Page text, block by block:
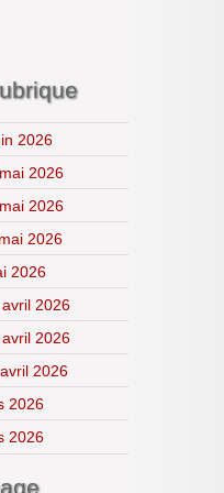
2026
2026
2026
2026
2026
2026
2026
2026
2026
2026